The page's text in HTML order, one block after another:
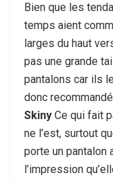
Bien que les
temps aient
larges du haut
pas une grande
pantalons car ils
donc
Skiny Ce qui fait
ne l’est, surtout
porte un pantalon
l’impression